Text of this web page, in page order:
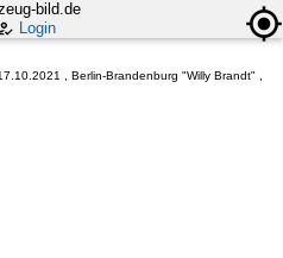
bild.de
Login
, Berlin-Brandenburg "Willy Brandt" ,